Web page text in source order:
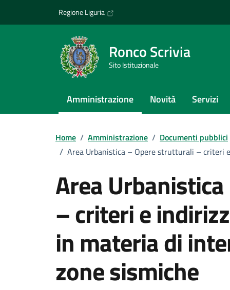
Regione Liguria
Ronco Scrivia
Sito Istituzionale
Amministrazione Novità Servizi
Home / Amministrazione / Documenti pubblici
/ Area Urbanistica – Opere strutturali – criteri
Area
– criteri e
in materia di
zone sismiche